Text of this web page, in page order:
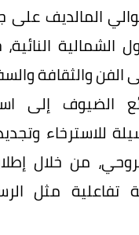
المالديف على
الشمالية
الفن والثقافة
الضيوف إلى
للاسترخاء
من خلال
تفاعلية مثل